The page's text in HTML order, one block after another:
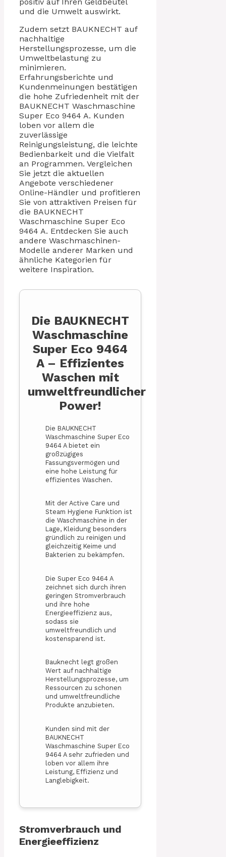
und die Umwelt auswirkt.
Zudem setzt BAUKNECHT auf
nachhaltige
Herstellungsprozesse, um die
Umweltbelastung zu
minimieren.
Erfahrungsberichte und
Kundenmeinungen bestätigen
die hohe Zufriedenheit mit der
BAUKNECHT Waschmaschine
Super Eco 9464 A. Kunden
loben vor allem die
zuverlässige
Reinigungsleistung, die leichte
Bedienbarkeit und die Vielfalt
an Programmen. Vergleichen
Sie jetzt die aktuellen
Angebote verschiedener
Online-Händler und profitieren
Sie von attraktiven Preisen für
die BAUKNECHT
Waschmaschine Super Eco
9464 A. Entdecken Sie auch
andere Waschmaschinen-
Modelle anderer Marken und
ähnliche Kategorien für
weitere Inspiration.
Die BAUKNECHT
Waschmaschine
Super Eco 9464
A – Effizientes
Waschen mit
umweltfreundlicher
Power!
Die BAUKNECHT
Waschmaschine Super Eco
9464 A bietet ein
großzügiges
Fassungsvermögen und
eine hohe Leistung für
effizientes Waschen.
Mit der Active Care und
Steam Hygiene Funktion ist
die Waschmaschine in der
Lage, Kleidung besonders
gründlich zu reinigen und
gleichzeitig Keime und
Bakterien zu bekämpfen.
Die Super Eco 9464 A
zeichnet sich durch ihren
geringen Stromverbrauch
und ihre hohe
Energieeffizienz aus,
sodass sie
umweltfreundlich und
kostensparend ist.
Bauknecht legt großen
Wert auf nachhaltige
Herstellungsprozesse, um
Ressourcen zu schonen
und umweltfreundliche
Produkte anzubieten.
Kunden sind mit der
BAUKNECHT
Waschmaschine Super Eco
9464 A sehr zufrieden und
loben vor allem ihre
Leistung, Effizienz und
Langlebigkeit.
Stromverbrauch und
Energieeffizienz